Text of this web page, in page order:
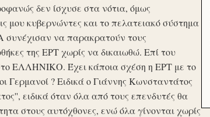
δεν ίσχυσε στα νότια, όμως
μου κυβερνώντες και το πελατειακό σύστημα
συνέχισαν να παρακρατούν τους
της ΕΡΤ χωρίς να δικαιωθώ. Επί του
ΕΛΛΗΝΙΚΟ. Έχει κάποια σχέση η ΕΡΤ με το
? Ειδικά ο Γιάννης Κωνσταντάτος
ειδικά όταν όλα από τους επενδυτές θα
στους αυτόχθονες, ενώ όλα γίνονται χωρίς